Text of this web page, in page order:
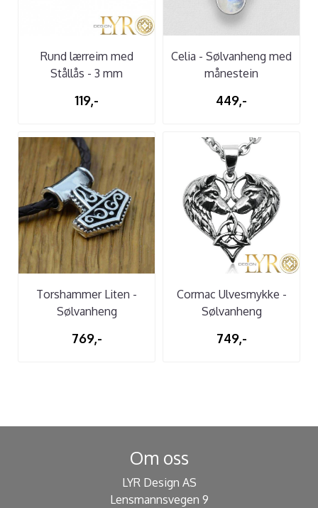
Rund lærreim med
Stållås - 3 mm
119,-
Celia - Sølvanheng med
månestein
449,-
Torshammer Liten -
Sølvanheng
769,-
Cormac Ulvesmykke -
Sølvanheng
749,-
Om oss
LYR Design AS
Lensmannsvegen 9